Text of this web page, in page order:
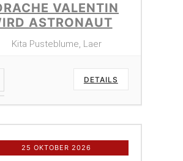
VALENTIN
ASTRONAUT
Kita Pusteblume, Laer
DETAILS
25 OKTOBER 2026